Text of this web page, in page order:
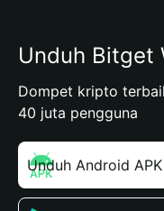
Unduh Bitget
Dompet kripto
40 juta pengguna
Unduh Android APK